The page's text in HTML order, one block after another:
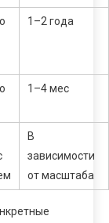
1–2 года
1–4 мес
В
зависимости
от масштаба